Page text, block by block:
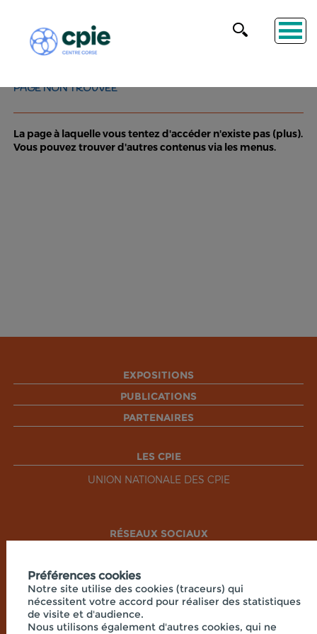
PAGE NON TROUVÉE
La page à laquelle vous tentez d'accéder n'existe pas (plus).
Vous pouvez trouver d'autres contenus via les menus.
EXPOSITIONS
PUBLICATIONS
PARTENAIRES
LES CPIE
UNION NATIONALE DES CPIE
RÉSEAUX SOCIAUX
Préférences cookies
Notre site utilise des cookies (traceurs) qui
nécessitent votre accord pour réaliser des statistiques
de visite et d'audience.
Nous utilisons également d'autres cookies, qui ne